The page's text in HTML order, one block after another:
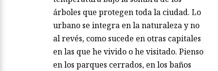
árboles que protegen toda la ciudad. Lo
urbano se integra en la naturaleza y no
al revés, como sucede en otras capitales
en las que he vivido o he visitado. Pienso
en los parques cerrados, en los baños